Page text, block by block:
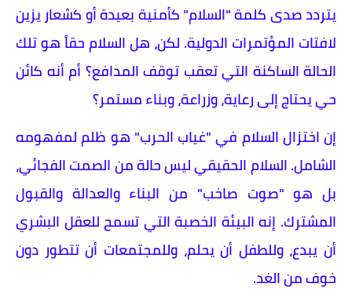
يتردد صدى كلمة "السلام" كأمنية بعيدة أو كشعار يزين
لافتات المؤتمرات الدولية. لكن، هل السلام حقاً هو تلك
الحالة الساكنة التي تعقب توقف المدافع؟ أم أنه كائن
حي يحتاج إلى رعاية، وزراعة، وبناء مستمر؟
​إن اختزال السلام في "غياب الحرب" هو ظلم لمفهومه
الشامل. السلام الحقيقي ليس حالة من الصمت الفجائي،
بل هو "صوت صاخب" من البناء والعدالة والقبول
المشترك. إنه البيئة الخصبة التي تسمح للعقل البشري
أن يبدع، وللطفل أن يحلم، وللمجتمعات أن تتطور دون
خوف من الغد.